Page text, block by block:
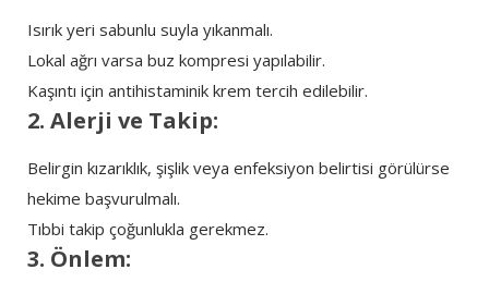
Isırık yeri sabunlu suyla yıkanmalı.
Lokal ağrı varsa buz kompresi yapılabilir.
Kaşıntı için antihistaminik krem tercih edilebilir.
2. Alerji ve Takip:
Belirgin kızarıklık, şişlik veya enfeksiyon belirtisi görülürse
hekime başvurulmalı.
Tıbbi takip çoğunlukla gerekmez.
3. Önlem: